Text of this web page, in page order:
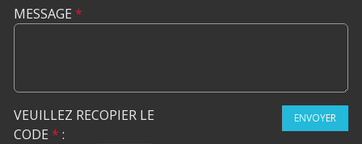
MESSAGE *
VEUILLEZ RECOPIER LE
CODE * :
ENVOYER